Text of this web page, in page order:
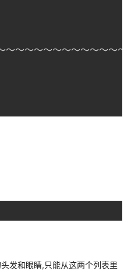
～～～～～～～～～～～～～
发和眼睛,只能从这两个列表里